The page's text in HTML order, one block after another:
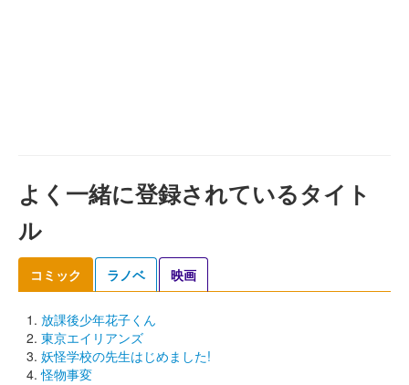
よく一緒に登録されているタイト
ル
コミック ラノベ 映画
放課後少年花子くん
東京エイリアンズ
妖怪学校の先生はじめました!
怪物事変